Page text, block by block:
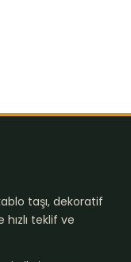
taşı, dekoratif
teklif ve